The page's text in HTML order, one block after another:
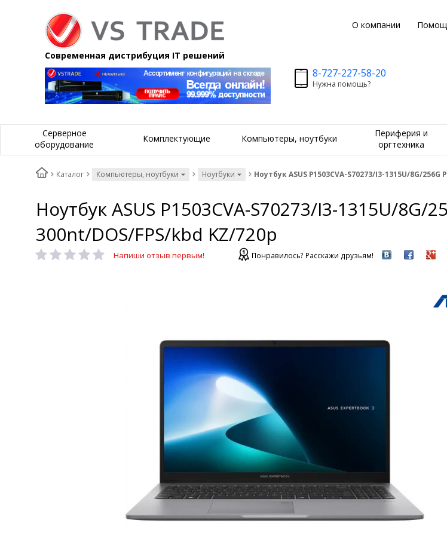
О компании
Современная дистрибуция IT решений
8-727-227-58-20
Нужна помощь?
Серверное
оборудование
Комплектующие Компьютеры, ноутбуки
Периферия и
оргтехника
Каталог Компьютеры, ноутбуки Ноутбуки Ноутбук ASUS P1503CVA-S70273/I3-1315U/8G/
Ноутбук ASUS P1503CVA-S70273/I3-1315U/8G/
300nt/DOS/FPS/kbd KZ/720p
Напиши отзыв первым! Понравилось? Расскажи друзьям!